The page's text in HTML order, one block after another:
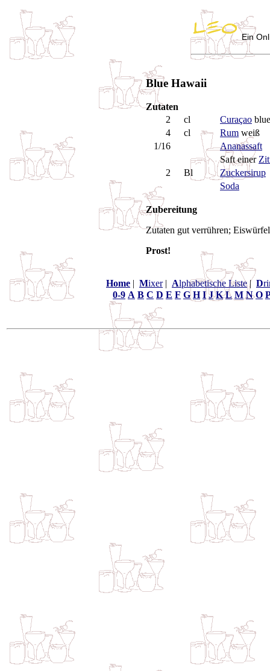
Ein
Blue Hawaii
Zutaten
2
cl Curaçao blue
4
cl Rum weiß
1/16
Ananassaft
Saft einer
2
Bl
Zuckersirup
Soda
Zubereitung
Zutaten gut verrühren;
Prost!
Home | Mixer| Alphabetische Liste| D
0-9 A B C D E F G H I J K L M N O